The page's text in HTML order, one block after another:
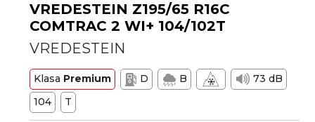
VREDESTEIN Z195/65 R16C
COMTRAC 2 WI+ 104/102T
VREDESTEIN
Klasa Premium D B
73 dB
104
T